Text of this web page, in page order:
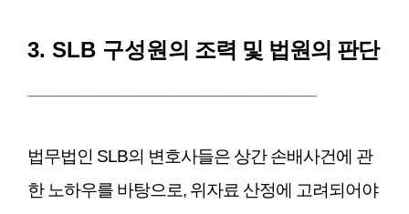
3. SLB 구성원 의 조력 및 법원의 판단
법무법인 SLB의 변호사들은 상간 손배사건에 관
한 노하우를 바탕으로, 위자료 산정에 고려되어야